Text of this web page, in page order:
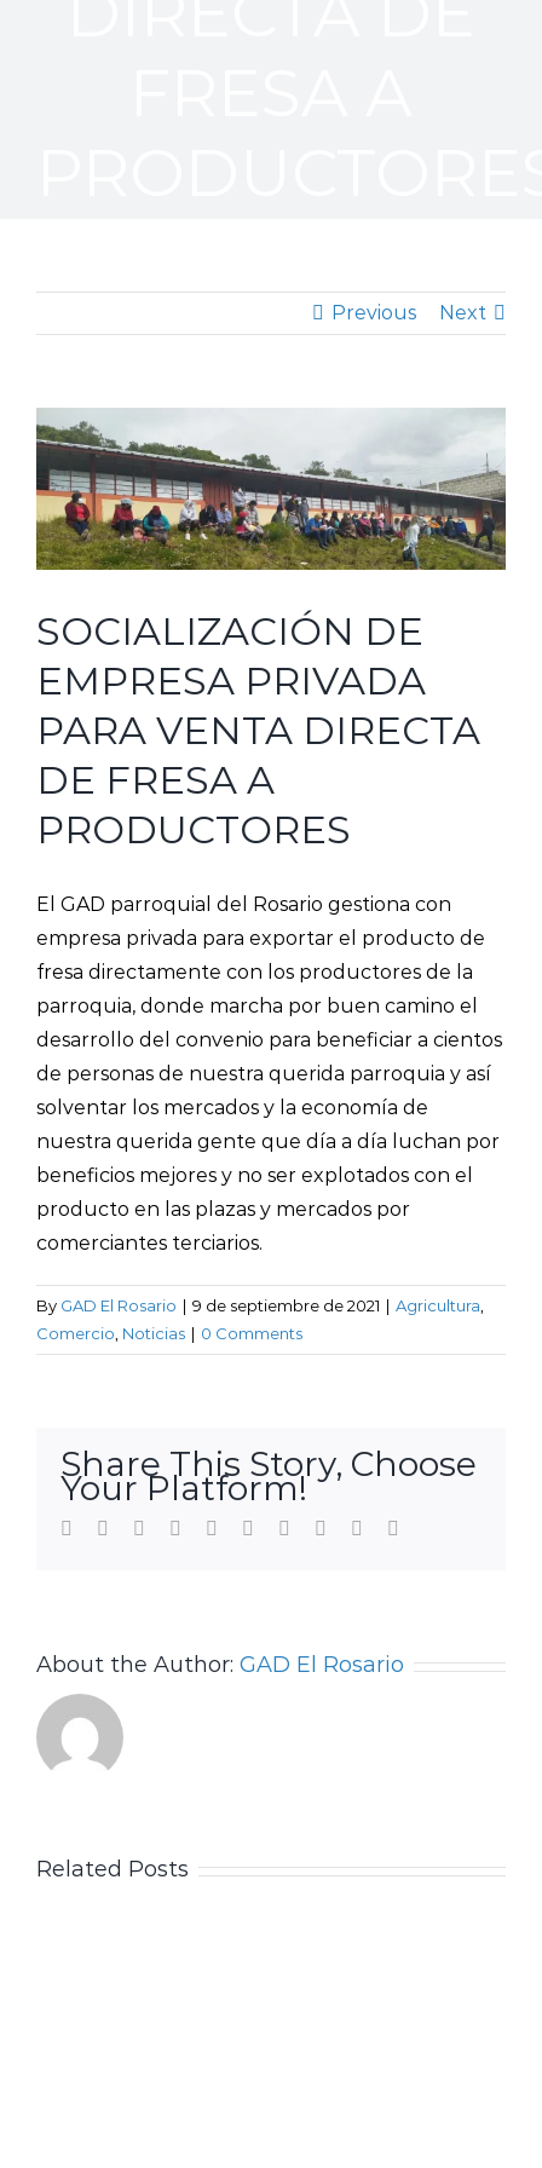
Previous Next
View
Larger
Image
SOCIALIZACIÓN DE
EMPRESA PRIVADA
PARA VENTA DIRECTA
DE FRESA A
PRODUCTORES
El GAD parroquial del Rosario gestiona con
empresa privada para exportar el producto de
fresa directamente con los productores de la
parroquia, donde marcha por buen camino el
desarrollo del convenio para beneficiar a cientos
de personas de nuestra querida parroquia y así
solventar los mercados y la economía de
nuestra querida gente que día a día luchan por
beneficios mejores y no ser explotados con el
producto en las plazas y mercados por
comerciantes terciarios.
By GAD El Rosario | 9 de septiembre de 2021 | Agricultura,
Comercio, Noticias | 0 Comments
Share This Story, Choose
Your Platform!
Facebook
TwitterLinkedIn
Reddit WhatsApp
TumblrPinterest Xing
About the Author: GAD El Rosario
Related Posts